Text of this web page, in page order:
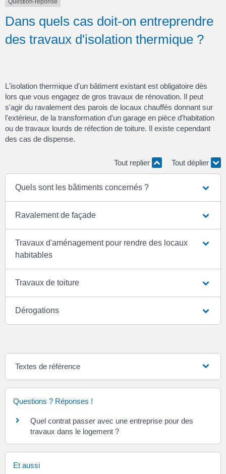
Question-réponse
Dans quels cas doit-on entreprendre
des travaux d'isolation thermique ?
L'isolation thermique d'un bâtiment existant est obligatoire dès
lors que vous engagez de gros travaux de rénovation. Il peut
s'agir du ravalement des parois de locaux chauffés donnant sur
l'extérieur, de la transformation d'un garage en pièce d'habitation
ou de travaux lourds de réfection de toiture. Il existe cependant
des cas de dispense.
Tout replier Tout déplier
Quels sont les bâtiments concernés ?
Ravalement de façade
Travaux d'aménagement pour rendre des locaux
habitables
Travaux de toiture
Dérogations
Textes de référence
Questions ? Réponses !
Quel contrat passer avec une entreprise pour des
travaux dans le logement ?
Et aussi